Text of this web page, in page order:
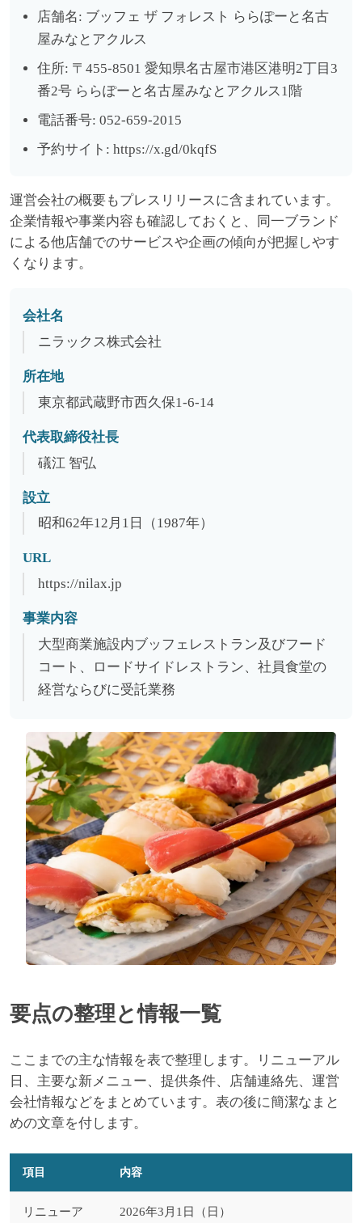
店舗名: ブッフェ ザ フォレスト ららぽーと名古
屋みなとアクルス
住所: 〒455-8501 愛知県名古屋市港区港明2丁目3
番2号 ららぽーと名古屋みなとアクルス1階
電話番号: 052-659-2015
予約サイト: https://x.gd/0kqfS
運営会社の概要もプレスリリースに含まれています。
企業情報や事業内容も確認しておくと、同一ブランド
による他店舗でのサービスや企画の傾向が把握しやす
くなります。
会社名
ニラックス株式会社
所在地
東京都武蔵野市西久保1-6-14
代表取締役社長
礒江 智弘
設立
昭和62年12月1日（1987年）
URL
https://nilax.jp
事業内容
大型商業施設内ブッフェレストラン及びフード
コート、ロードサイドレストラン、社員食堂の
経営ならびに受託業務
要点の整理と情報一覧
ここまでの主な情報を表で整理します。リニューアル
日、主要な新メニュー、提供条件、店舗連絡先、運営
会社情報などをまとめています。表の後に簡潔なまと
めの文章を付します。
項目 内容
リニューア
2026年3月1日（日）